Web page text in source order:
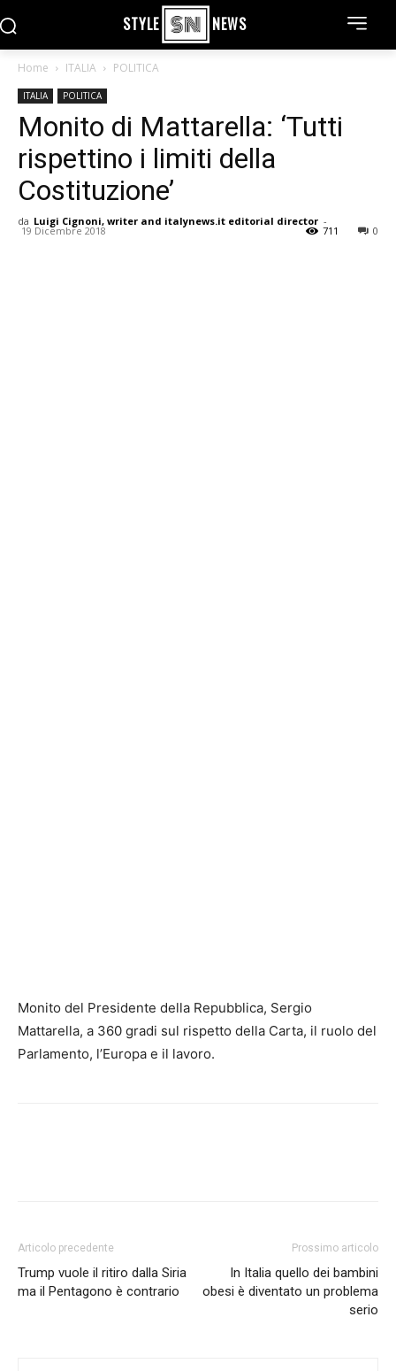
STYLE NEWS
Home ITALIA POLITICA
ITALIA POLITICA
Monito di Mattarella: ‘Tutti
rispettino i limiti della
Costituzione’
da Luigi Cignoni, writer and italynews.it editorial director -
19 Dicembre 2018 0
711
Monito del Presidente della Repubblica, Sergio
Mattarella, a 360 gradi sul rispetto della Carta, il ruolo del
Parlamento, l’Europa e il lavoro.
Articolo precedente
Trump vuole il ritiro dalla Siria
ma il Pentagono è contrario
Prossimo articolo
In Italia quello dei bambini
obesi è diventato un problema
serio